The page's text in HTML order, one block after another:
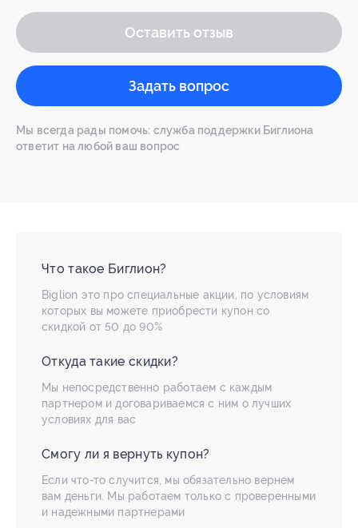
Оставить отзыв
Задать вопрос
Мы всегда рады помочь: служба поддержки Биглиона
ответит на любой ваш вопрос
Что такое Биглион?
Biglion это про специальные акции, по условиям
которых вы можете приобрести купон со
скидкой от 50 до 90%
Откуда такие скидки?
Мы непосредственно работаем с каждым
партнером и договариваемся с ним о лучших
условиях для вас
Смогу ли я вернуть купон?
Если что-то случится, мы обязательно вернем
вам деньги. Мы работаем только с проверенными
и надежными партнерами